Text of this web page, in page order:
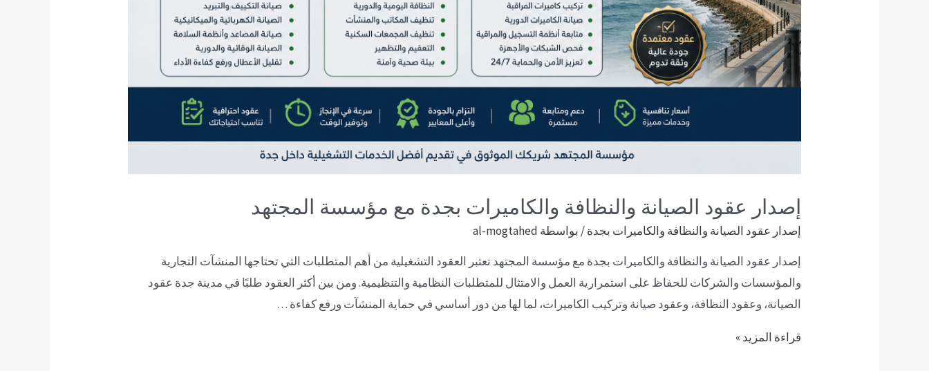
إصدار عقود الصيانة والنظافة والكاميرات بجدة مع مؤسسة المجتهد
إصدار عقود الصيانة والنظافة والكاميرات بجدة/ بواسطة al-mogtahed
إصدار عقود الصيانة والنظافة والكاميرات بجدة مع مؤسسة المجتهد تعتبر العقود التشغيلية من أهم المتطلبات التي تحتاجها المنشآت التجارية
والمؤسسات والشركات للحفاظ على استمرارية العمل والامتثال للمتطلبات النظامية والتنظيمية. ومن بين أكثر العقود طلبًا في مدينة جدة عقود
الصيانة، وعقود النظافة، وعقود صيانة وتركيب الكاميرات، لما لها من دور أساسي في حماية المنشآت ورفع كفاءة …
قراءة المزيد »